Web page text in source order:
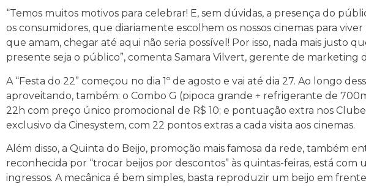
“Temos muitos motivos para celebrar! E, sem dúvidas, a presença do
os consumidores, que diariamente escolhem os nossos cinemas para
que amam, chegar até aqui não seria possível! Por isso, nada mais justo
presente seja o público”, comenta Samara Vilvert, gerente de marketing
A “Festa do 22” começou no dia 1º de agosto e vai até dia 27. Ao longo
aproveitando, também: o Combo G (pipoca grande + refrigerante de
22h com preço único promocional de R$ 10; e pontuação extra nos
exclusivo da Cinesystem, com 22 pontos extras a cada visita aos cinemas.
Além disso, a Quinta do Beijo, promoção mais famosa da rede, também
reconhecida por “trocar beijos por descontos” às quintas-feiras, está com
ingressos. A mecânica é bem simples, basta reproduzir um beijo em